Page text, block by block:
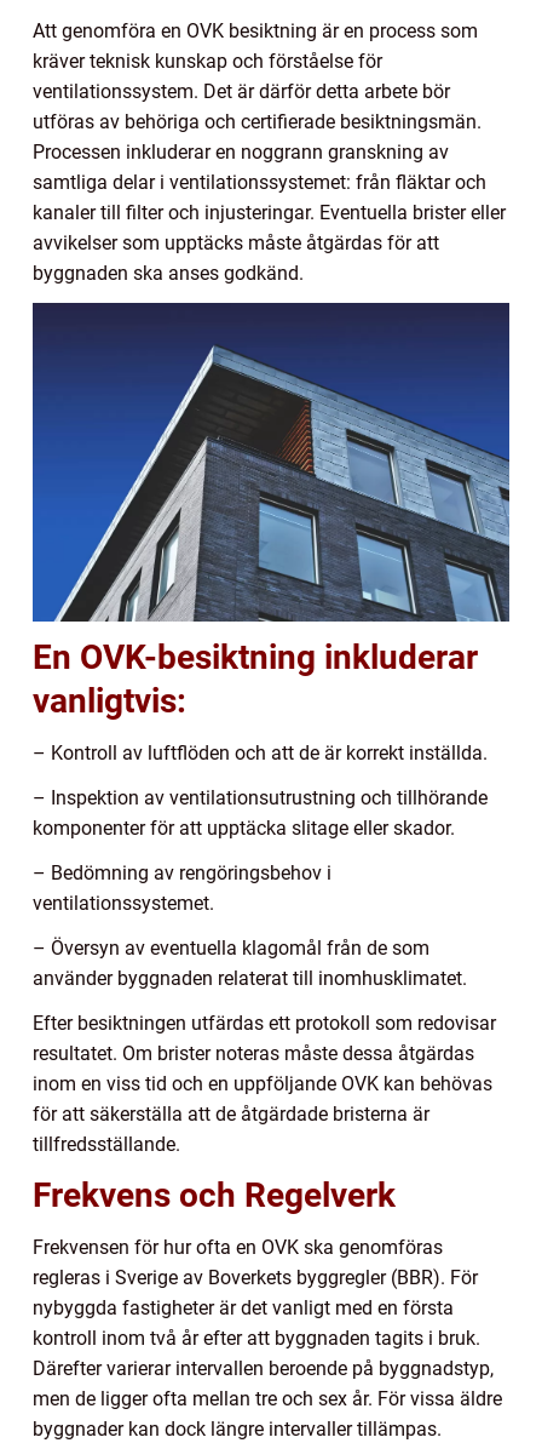
Att genomföra en OVK besiktning är en process som
kräver teknisk kunskap och förståelse för
ventilationssystem. Det är därför detta arbete bör
utföras av behöriga och certifierade besiktningsmän.
Processen inkluderar en noggrann granskning av
samtliga delar i ventilationssystemet: från fläktar och
kanaler till filter och injusteringar. Eventuella brister eller
avvikelser som upptäcks måste åtgärdas för att
byggnaden ska anses godkänd.
En OVK-besiktning inkluderar
vanligtvis:
– Kontroll av luftflöden och att de är korrekt inställda.
– Inspektion av ventilationsutrustning och tillhörande
komponenter för att upptäcka slitage eller skador.
– Bedömning av rengöringsbehov i
ventilationssystemet.
– Översyn av eventuella klagomål från de som
använder byggnaden relaterat till inomhusklimatet.
Efter besiktningen utfärdas ett protokoll som redovisar
resultatet. Om brister noteras måste dessa åtgärdas
inom en viss tid och en uppföljande OVK kan behövas
för att säkerställa att de åtgärdade bristerna är
tillfredsställande.
Frekvens och Regelverk
Frekvensen för hur ofta en OVK ska genomföras
regleras i Sverige av Boverkets byggregler (BBR). För
nybyggda fastigheter är det vanligt med en första
kontroll inom två år efter att byggnaden tagits i bruk.
Därefter varierar intervallen beroende på byggnadstyp,
men de ligger ofta mellan tre och sex år. För vissa äldre
byggnader kan dock längre intervaller tillämpas.